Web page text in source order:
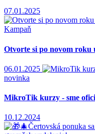
07.01.2025
Kampaň
Otvorte si po novom roku
06.01.2025
novinka
MikroTik kurzy - sme
10.12.2024